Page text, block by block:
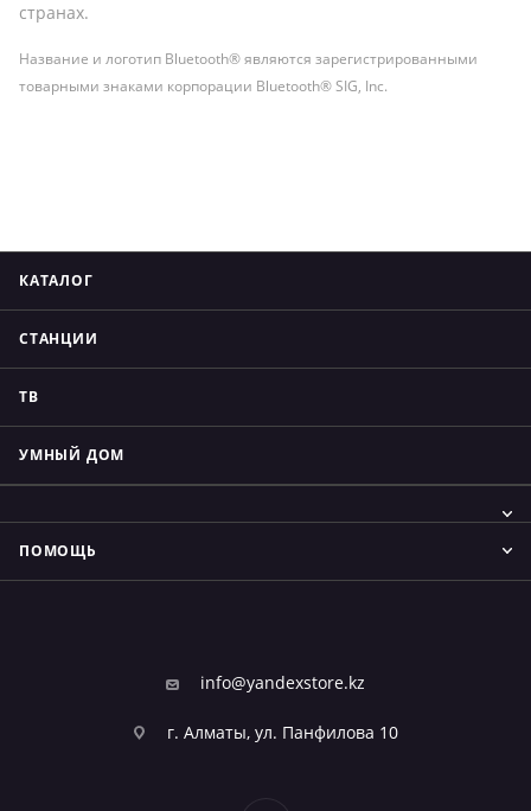
странах.
Название и логотип Bluetooth® являются зарегистрированными
товарными знаками корпорации Bluetooth® SIG, Inc.
КАТАЛОГ
СТАНЦИИ
ТВ
УМНЫЙ ДОМ
ПОМОЩЬ
info@yandexstore.kz
г. Алматы, ул. Панфилова 10